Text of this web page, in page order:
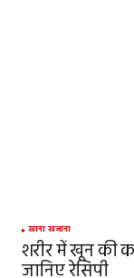
खाना खजाना
शरीर में खून की
जानिए रेसिपी